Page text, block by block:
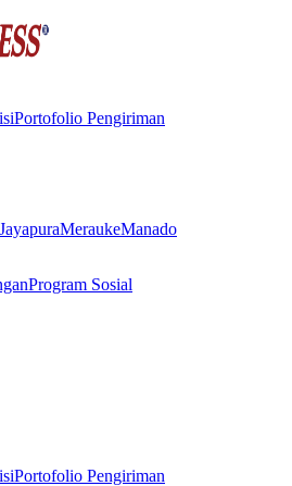
Portofolio Pengiriman
JayapuraMeraukeManado
Program Sosial
Portofolio Pengiriman